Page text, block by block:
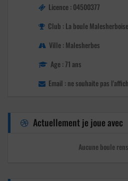
Licence : 04500377
Club : La boule
Ville : Malesherbes
Age : 71 ans
Email : ne souhaite pas
Actuellement je joue avec
Aucune boule